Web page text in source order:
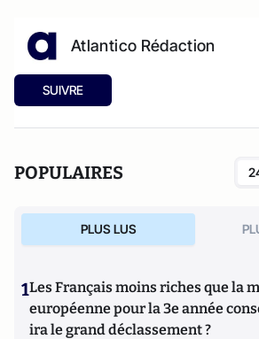
Atlantico Rédaction
SUIVRE
POPULAIRES
PLUS LUS
1Les Français moins riches que la
européenne pour la 3e année
ira le grand déclassement ?